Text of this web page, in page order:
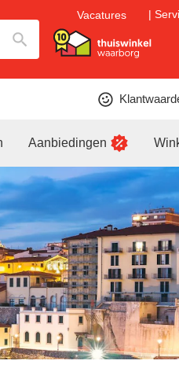
Vacatures
Aanbiedingen